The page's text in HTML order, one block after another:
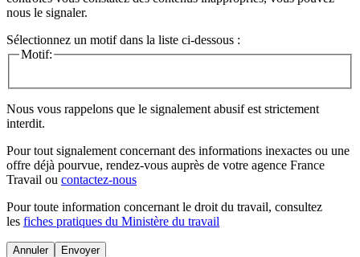
nous le signaler.
Sélectionnez un motif dans la liste ci-dessous :
Motif:
Nous vous rappelons que le signalement abusif est strictement
interdit.
Pour tout signalement concernant des informations inexactes ou une
offre déjà pourvue, rendez-vous auprès de votre agence France
Travail ou contactez-nous
Pour toute information concernant le droit du travail, consultez
les fiches pratiques du Ministère du travail
Annuler